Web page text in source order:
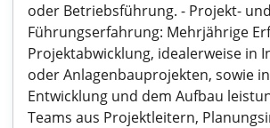
oder Betriebsführung. - Projekt- und
Führungserfahrung: Mehrjährige
Projektabwicklung, idealerweise in
oder Anlagenbauprojekten, sowie
Entwicklung und dem Aufbau
Teams aus Projektleitern,